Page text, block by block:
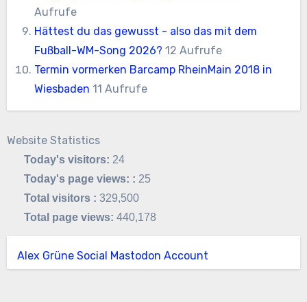
Aufrufe
Hättest du das gewusst - also das mit dem
Fußball-WM-Song 2026? 12 Aufrufe
Termin vormerken Barcamp RheinMain 2018 in
Wiesbaden 11 Aufrufe
Website Statistics
Today's visitors: 24
Today's page views: : 25
Total visitors :329,500
Total page views:440,178
Alex Grüne Social Mastodon Account